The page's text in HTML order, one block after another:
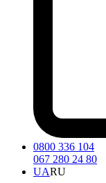
0800 336 104
067 280 24 80
UARU